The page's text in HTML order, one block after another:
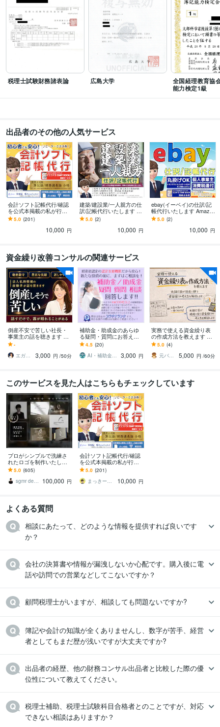
日商簿記 簿記
学歴
広島大学 2022年3月 ~ 2026年2月
広島大学大学院 2026年3月 ~ 現在
税理士試験財務諸表論 広島大学
全国経理教育協
能力検定1級
出品者のその他の人気サービス
会計ソフト記帳代行/確認
を公式本掲載の私が行い
ます 迅速、確実な知識！
法人税理士事務所勤務/税
理士試験2科目合格
5.0 (201)
10,000 円
建築/建設業/一人親方の仕
訳/記帳代行いたします 高
難易度の建設業会計/イン
ボイス/車両の取得・売却
5.0 (2)
10,000 円
ebay(イーベイ)の仕訳/記
帳代行いたします Amazo
n/楽天/ヤフオク｜海外転
売｜為替/外貨預金処理
5.0 (2)
10,000 円
資金繰り改善コンサルの関連サービス
倒産不安で苦しい社長・
事業主の話を聴きます 銀
行・弁護士に相談する前
の一歩に。同じ地獄を通
った社長です
-
エガオ社長｜経営者が本音を話せる相談室
3,000 円 /50分
補助金・助成金のあらゆ
る疑問・質問にお答えし
ます 【この道１５年超の
専門家】が補助金・助成
金のお悩み解決します
4.5 (20)
AI・補助金・資産形成専門＠認定支援機関
3,000 円
実務で使える資金繰り表
の作成方法を教えます 元
銀行員が現場で使う資金
繰りの考え方を解説しま
す
5.0 (4)
元バンカーのメガネたぬき
5,000 円 /60分
このサービスを見た人はこちらもチェックしています
プロがシンプルで洗練さ
れたロゴを制作いたしま
す 【プロ認定デザイナ
ー】【JAGDA正会員】
【評価 5.0】
5.0 (605)
sgmr design
100,000 円
会計ソフト記帳代行/確認
を公式本掲載の私が行い
ます 迅速、確実な知識！
法人税理士事務所勤務/税
理士試験2科目合格
5.0 (201)
まっきー簿記
10,000 円
よくある質問
相談にあたって、どのような情報を提供すれば良いです
か？
会社の決算書や情報が漏洩しないか心配です。購入後に電
話や訪問での営業などしてこないですか？
顧問税理士がいますが、相談しても問題ないですか?
簿記や会計の知識が全くありませんし、数字が苦手、経営
者としてもまだ歴が浅いですが大丈夫ですか?
出品者の経歴、他の財務コンサル出品者と比較した際の優
位性について教えてください。
税理士補助、税理士試験科目合格者とのことですが、対応
できない相談はありますか？